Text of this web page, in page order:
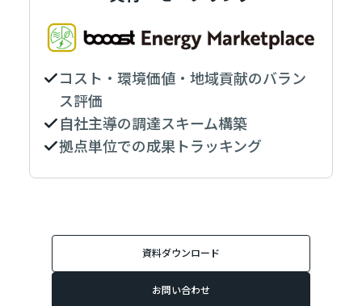
コスト・環境価値・地域貢献のバラン
ス評価
自社主導の調達スキーム構築
拠点単位での成果トラッキング
資料ダウンロード
お問い合わせ